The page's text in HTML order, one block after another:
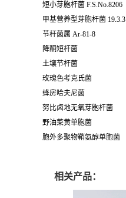
短小芽胞杆菌 F.S.No.8206
甲基营养型芽胞杆菌 19.3.3
节杆菌属 Ar-81-8
降酮短杆菌
土壤节杆菌
玫瑰色考克氏菌
蜂房哈夫尼菌
努比卤地无氧芽胞杆菌
野油菜黄单胞菌
胞外多聚物鞘氨醇单胞菌
相关产品：